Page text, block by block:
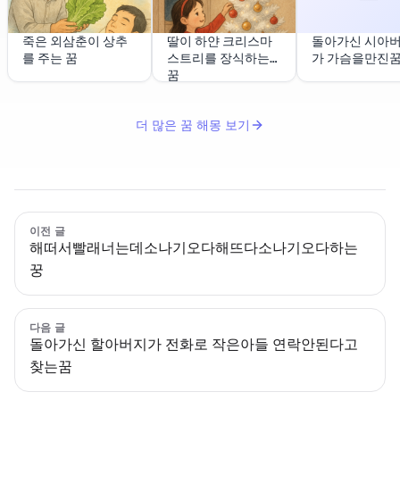
죽은 외삼춘이 상추
를 주는 꿈
딸이 하얀 크리스마
스트리를 장식하는
꿈
돌아가신 시아
가 가슴을만진
더 많은 꿈 해몽 보기
이전 글
해떠서빨래너는데소나기오다해뜨다소나기오다하는
꿍
다음 글
돌아가신 할아버지가 전화로 작은아들 연락안된다고
찾는꿈